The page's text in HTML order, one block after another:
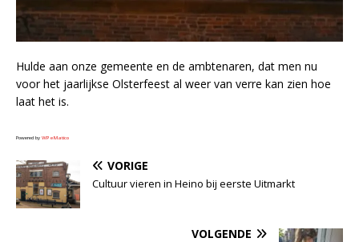
Hulde aan onze gemeente en de ambtenaren, dat men nu
voor het jaarlijkse Olsterfeest al weer van verre kan zien hoe
laat het is.
Powered by WPeMatico
VORIGE
Cultuur vieren in Heino bij eerste Uitmarkt
VOLGENDE